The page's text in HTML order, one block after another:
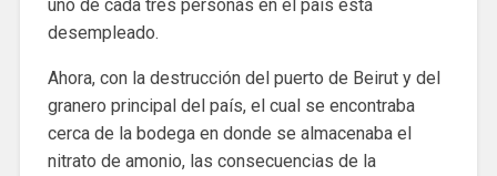
uno de cada tres personas en el país está
desempleado.
Ahora, con la destrucción del puerto de Beirut y del
granero principal del país, el cual se encontraba
cerca de la bodega en donde se almacenaba el
nitrato de amonio, las consecuencias de la